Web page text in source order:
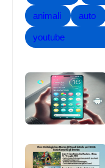
animali auto
youtube